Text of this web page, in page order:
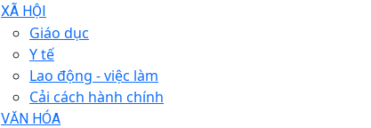
XÃ HỘI
Giáo dục
Y tế
Lao động - việc làm
Cải cách hành chính
VĂN HÓA